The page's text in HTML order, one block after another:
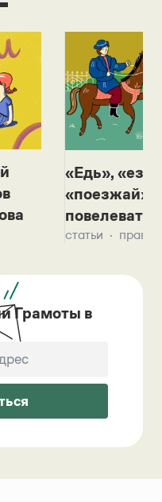
«Едь»,
«поезжай»?
повелевать
статьи
Грамоты в